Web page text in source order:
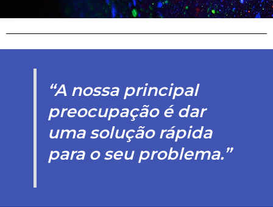
“A nossa principal
preocupação é dar
uma solução rápida
para o seu problema.”